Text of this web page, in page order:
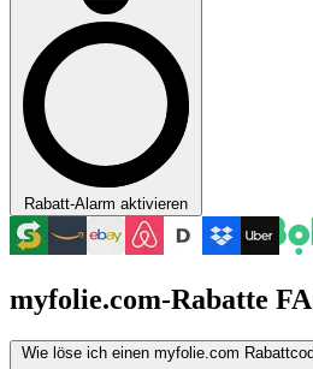
Rabatt-Alarm aktivieren
myfolie.com-Rabatte
Wie löse ich einen myfolie.com